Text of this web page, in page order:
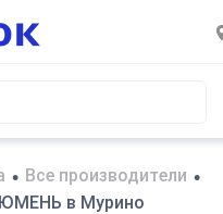
• Все производители •
в Мурино